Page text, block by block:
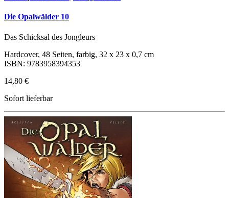
Die Opalwälder 10
Das Schicksal des Jongleurs
Hardcover, 48 Seiten, farbig, 32 x 23 x 0,7 cm
ISBN: 9783958394353
14,80 €
Sofort lieferbar